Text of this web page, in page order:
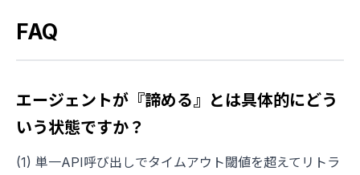
FAQ
エージェントが『諦める』とは具体的にどう
いう状態ですか？
(1) 単一API呼び出しでタイムアウト閾値を超えてリトラ